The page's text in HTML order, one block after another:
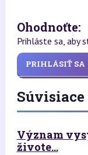
Ohodnoťte:
Prihláste sa, aby
PRIHLÁSIŤ SA
Súvisiace
Význam
živote...